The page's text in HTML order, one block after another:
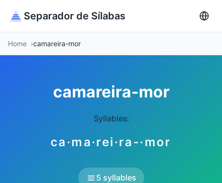
Separador de Sílabas
Home camareira-mor
camareira-mor
Syllables:
ca·ma·rei·ra-·mor
5 syllables